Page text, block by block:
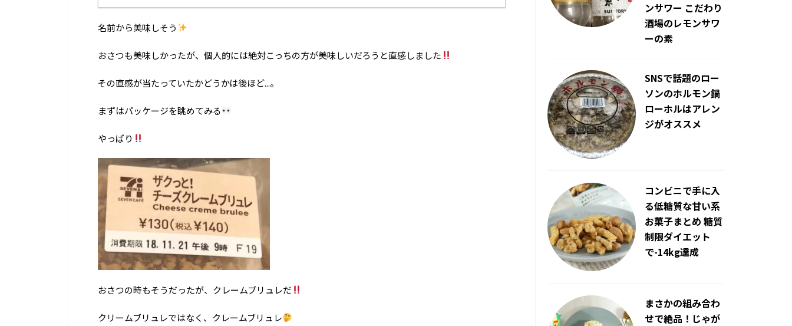
名前から美味しそう
おさつも美味しかったが、個人的には絶対こっちの方が美味しいだろうと直感しました
その直感が当たっていたかどうかは後ほど...。
まずはパッケージを眺めてみる
やっぱり
おさつの時もそうだったが、クレームブリュレだ
クリームブリュレではなく、クレームブリュレ
ンサワー こだわり
酒場のレモンサワ
ーの素
SNSで話題のロー
ソンのホルモン鍋
ローホルはアレン
ジがオススメ
コンビニで手に入
る低糖質な甘い系
お菓子まとめ 糖質
制限ダイエット
で-14kg達成
まさかの組み合わ
せで絶品！じゃが